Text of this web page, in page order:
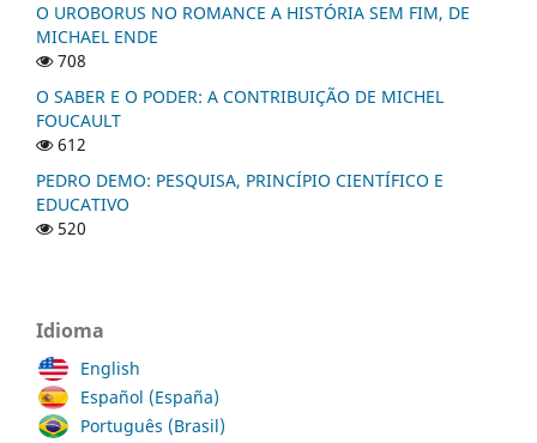
O UROBORUS NO ROMANCE A HISTÓRIA SEM FIM, DE
MICHAEL ENDE
708
O SABER E O PODER: A CONTRIBUIÇÃO DE MICHEL
FOUCAULT
612
PEDRO DEMO: PESQUISA, PRINCÍPIO CIENTÍFICO E
EDUCATIVO
520
Idioma
English
Español (España)
Português (Brasil)